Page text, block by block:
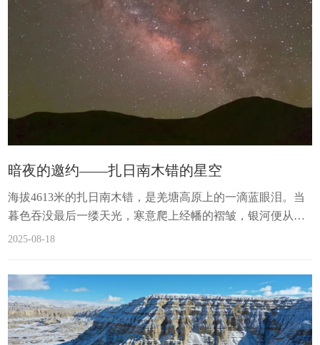
secret water cycle of plateau wetlands玛旁雍错，这片面积超过
400平方公里的高原淡水湖，...
暗夜的邀约——扎日南木错的星空
海拔4613米的扎日南木错，是羌塘高原上的一滴蓝眼泪。当
暮色吞没最后一缕天光，寒意爬上经幡的褶皱，银河便从达
果雪山的肩头倾泻而下，将湖面染成液态的墨玉。这里是光
光坠入深不见底的幽蓝。措勤县人社局 次多摄三脚架是唯一
的信徒。它必须深插在土里，在零下刺棱的夜风中纹丝不
动，否则星轨便会背叛长曝的野心。摄影师裹紧羽绒服，...
2025-08-18